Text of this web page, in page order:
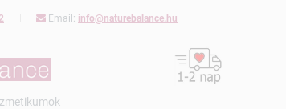
Email: info@naturebalance.hu